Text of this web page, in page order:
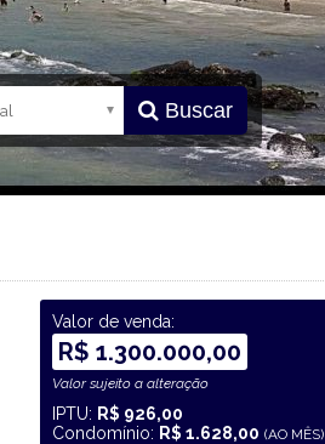
Buscar
Valor de venda:
R$ 1.300.000,00
Valor sujeito a alteração
IPTU: R$ 926,00
Condomínio: R$ 1.628,00 (AO MÊS)